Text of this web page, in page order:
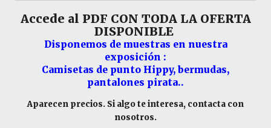
Accede al PDF CON TODA LA OFERTA
DISPONIBLE
Disponemos de muestras en nuestra
exposición :
Camisetas de punto Hippy, bermudas,
pantalones pirata..
Aparecen precios. Si algo te interesa, contacta con
nosotros.